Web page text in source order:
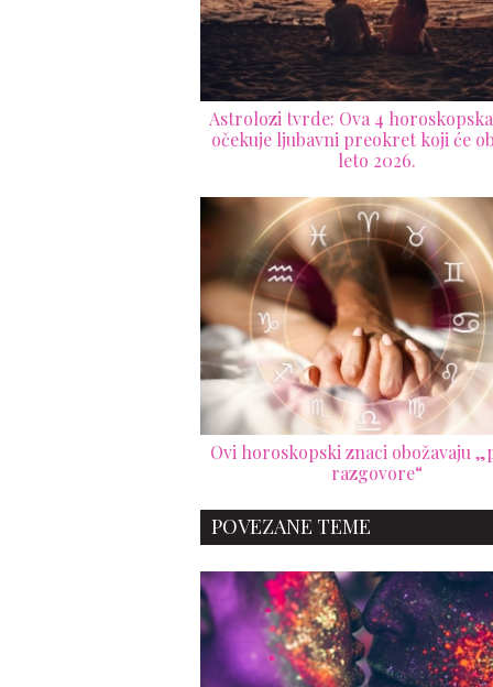
Astrolozi tvrde: Ova 4
očekuje ljubavni preokret koji će
leto 2026.
Ovi horoskopski znaci obožavaju
razgovore“
POVEZANE TEME